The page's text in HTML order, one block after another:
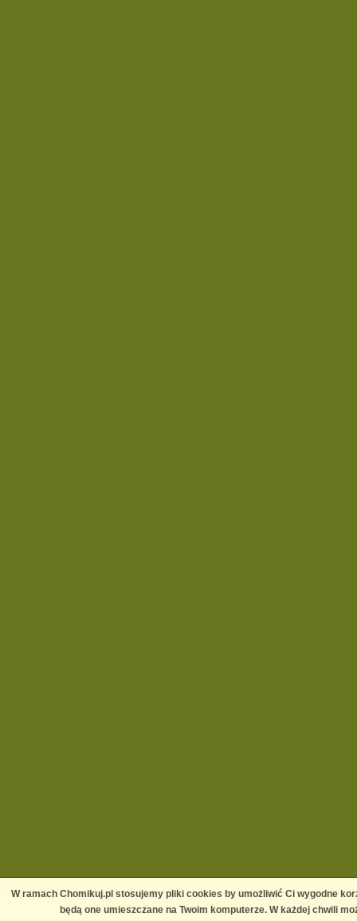
W ramach Chomikuj.pl stosujemy pliki cookies by umożliwić Ci wygodne
będą one umieszczane na Twoim komputerze. W każdej chwili